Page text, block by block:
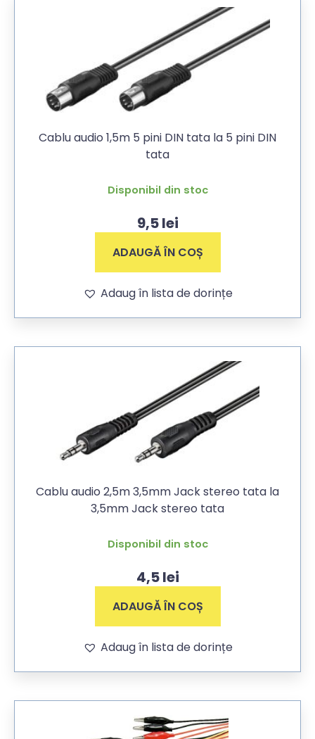
Cablu audio 1,5m 5 pini DIN tata la 5 pini DIN
tata
Disponibil din stoc
9,5lei
ADAUGĂ ÎN COȘ
Adaug în lista de dorințe
Cablu audio 2,5m 3,5mm Jack stereo tata la
3,5mm Jack stereo tata
Disponibil din stoc
4,5lei
ADAUGĂ ÎN COȘ
Adaug în lista de dorințe